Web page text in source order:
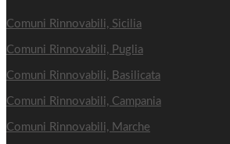
Comuni Rinnovabili, Sicilia
Comuni Rinnovabili, Puglia
Comuni Rinnovabili, Basilicata
Comuni Rinnovabili, Campania
Comuni Rinnovabili, Marche